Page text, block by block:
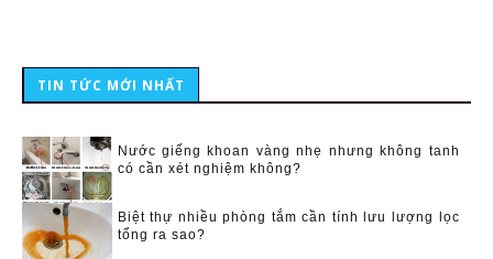
TIN TỨC MỚI NHẤT
Nước giếng khoan vàng nhẹ nhưng không tanh
có cần xét nghiệm không?
Biệt thự nhiều phòng tắm cần tính lưu lượng lọc
tổng ra sao?